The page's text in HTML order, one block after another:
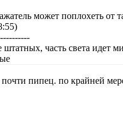
может поплохеть от
часть света идет
пипец. по крайней